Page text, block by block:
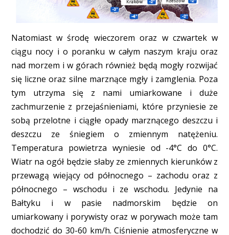
Natomiast w środę wieczorem oraz w czwartek w
ciągu nocy i o poranku w całym naszym kraju oraz
nad morzem i w górach również będą mogły rozwijać
się liczne oraz silne marznące mgły i zamglenia. Poza
tym utrzyma się z nami umiarkowane i duże
zachmurzenie z przejaśnieniami, które przyniesie ze
sobą przelotne i ciągłe opady marznącego deszczu i
deszczu ze śniegiem o zmiennym natężeniu.
Temperatura powietrza wyniesie od -4°C do 0°C.
Wiatr na ogół będzie słaby ze zmiennych kierunków z
przewagą wiejący od północnego – zachodu oraz z
północnego – wschodu i ze wschodu. Jedynie na
Bałtyku i w pasie nadmorskim będzie on
umiarkowany i porywisty oraz w porywach może tam
dochodzić do 30-60 km/h. Ciśnienie atmosferyczne w